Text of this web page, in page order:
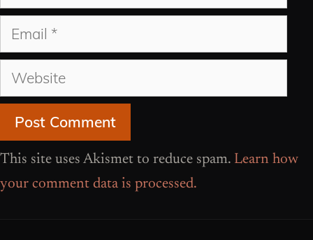
Email
Website
This site uses Akismet to reduce spam. Learn how
your comment data is processed.